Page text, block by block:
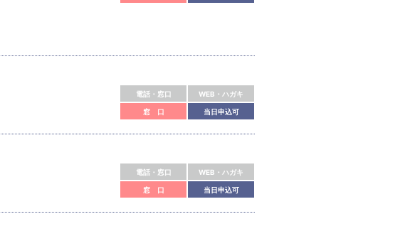
電話・窓口 WEB・ハガキ
窓 口 当日申込可
電話・窓口 WEB・ハガキ
窓 口 当日申込可